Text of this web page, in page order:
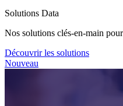
Solutions Data
Nos solutions clés-en-main
Découvrir les solutions
Nouveau